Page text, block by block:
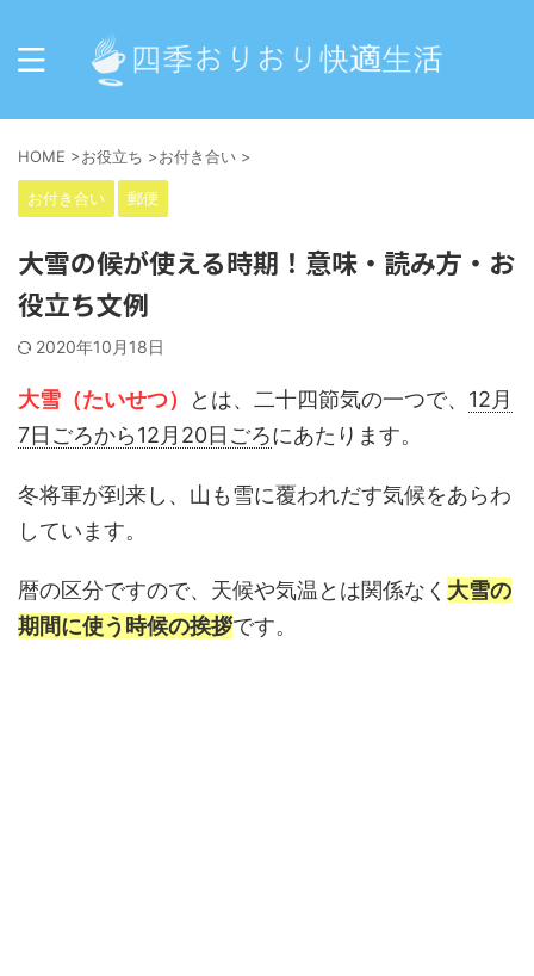
HOME >お役立ち >お付き合い >
お付き合い 郵便
大雪の候が使える時期！意味・読み方・お
役立ち文例
2020年10月18日
大雪（たいせつ） とは、二十四節気の一つで、 12月
7日ごろから12月20日ごろにあたります。
冬将軍が到来し、山も雪に覆われだす気候をあらわ
しています。
暦の区分ですので、天候や気温とは関係なく 大雪の
期間に使う時候の挨拶です。